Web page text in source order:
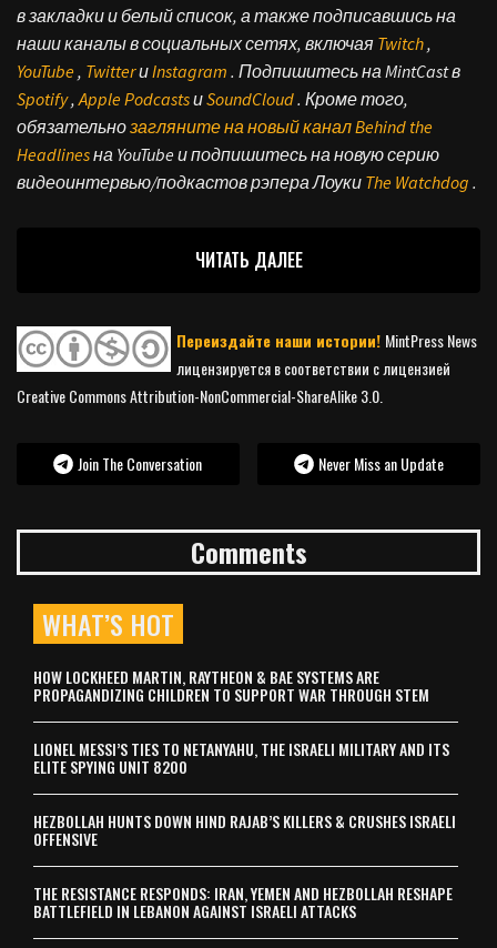
в закладки и белый список, а также подписавшись на
наши каналы в социальных сетях, включая Twitch,
YouTube, TwitterиInstagram . Подпишитесь на MintCast в
Spotify,Apple PodcastsиSoundCloud. Кроме того,
обязательнозагляните на новый канал Behind the
Headlinesна YouTube и подпишитесь на новую серию
видеоинтервью/подкастов рэпера Лоуки The Watchdog .
ЧИТАТЬ ДАЛЕЕ
Переиздайте наши истории! MintPress News
лицензируется в соответствии с лицензией
Creative Commons Attribution-NonCommercial-ShareAlike 3.0.
Join The Conversation Never Miss an Update
Comments
WHAT’S HOT
HOW LOCKHEED MARTIN, RAYTHEON & BAE SYSTEMS ARE
PROPAGANDIZING CHILDREN TO SUPPORT WAR THROUGH STEM
LIONEL MESSI’S TIES TO NETANYAHU, THE ISRAELI MILITARY AND ITS
ELITE SPYING UNIT 8200
HEZBOLLAH HUNTS DOWN HIND RAJAB’S KILLERS & CRUSHES ISRAELI
OFFENSIVE
THE RESISTANCE RESPONDS: IRAN, YEMEN AND HEZBOLLAH RESHAPE
BATTLEFIELD IN LEBANON AGAINST ISRAELI ATTACKS